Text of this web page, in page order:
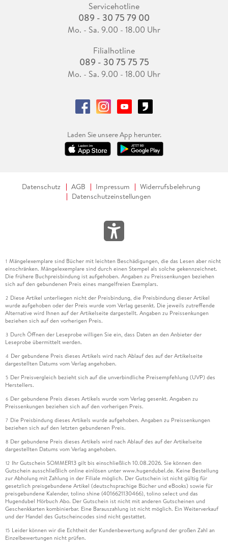
Servicehotline
089 - 30 75 79 00
Mo. - Sa. 9.00 - 18.00 Uhr
Filialhotline
089 - 30 75 75 75
Mo. - Sa. 9.00 - 18.00 Uhr
Laden Sie unsere App herunter.
Datenschutz AGB Impressum
Widerrufsbelehrung
Datenschutzeinstellungen
1 Mängelexemplare sind Bücher mit leichten Beschädigungen, die das Lesen aber nicht
einschränken. Mängelexemplare sind durch einen Stempel als solche gekennzeichnet.
Die frühere Buchpreisbindung ist aufgehoben. Angaben zu Preissenkungen beziehen
sich auf den gebundenen Preis eines mangelfreien Exemplars.
2 Diese Artikel unterliegen nicht der Preisbindung, die Preisbindung dieser Artikel
wurde aufgehoben oder der Preis wurde vom Verlag gesenkt. Die jeweils zutreffende
Alternative wird Ihnen auf der Artikelseite dargestellt. Angaben zu Preissenkungen
beziehen sich auf den vorherigen Preis.
3 Durch Öffnen der Leseprobe willigen Sie ein, dass Daten an den Anbieter der
Leseprobe übermittelt werden.
4 Der gebundene Preis dieses Artikels wird nach Ablauf des auf der Artikelseite
dargestellten Datums vom Verlag angehoben.
5 Der Preisvergleich bezieht sich auf die unverbindliche Preisempfehlung (UVP) des
Herstellers.
6 Der gebundene Preis dieses Artikels wurde vom Verlag gesenkt. Angaben zu
Preissenkungen beziehen sich auf den vorherigen Preis.
7 Die Preisbindung dieses Artikels wurde aufgehoben. Angaben zu Preissenkungen
beziehen sich auf den letzten gebundenen Preis.
8 Der gebundene Preis dieses Artikels wird nach Ablauf des auf der Artikelseite
dargestellten Datums vom Verlag angehoben.
12 Ihr Gutschein SOMMER13 gilt bis einschließlich 10.08.2026. Sie können den
Gutschein ausschließlich online einlösen unter www.hugendubel.de. Keine Bestellung
zur Abholung mit Zahlung in der Filiale möglich. Der Gutschein ist nicht gültig für
gesetzlich preisgebundene Artikel (deutschsprachige Bücher und eBooks) sowie für
preisgebundene Kalender, tolino shine (4016621130466), tolino select und das
Hugendubel Hörbuch Abo. Der Gutschein ist nicht mit anderen Gutscheinen und
Geschenkkarten kombinierbar. Eine Barauszahlung ist nicht möglich. Ein Weiterverkauf
und der Handel des Gutscheincodes sind nicht gestattet.
15 Leider können wir die Echtheit der Kundenbewertung aufgrund der großen Zahl an
Einzelbewertungen nicht prüfen.